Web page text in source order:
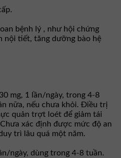
bệnh lý , như hội chứng
nội tiết, tăng dưỡng bào hệ
mg, 1 lần/ngày, trong 4-8
nữa, nếu chưa khỏi. Điều trị
quản trợt loét để giảm tái
xác định được mức độ an
trì lâu quá một năm.
ngày, dùng trong 4-8 tuần.